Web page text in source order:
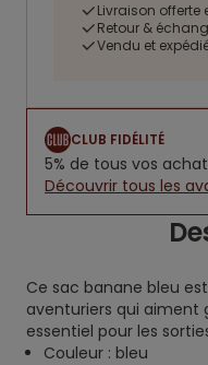
Livraison
Retour &
Vendu et
CLUB FIDÉLITÉ
5% de tous vos
Découvrir tous les
Ce sac banane bleu
aventuriers qui aiment
essentiel pour les
Couleur : bleu